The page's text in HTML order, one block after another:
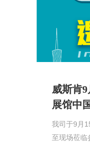
威斯肯
展馆中
我司于9月
至现场莅临